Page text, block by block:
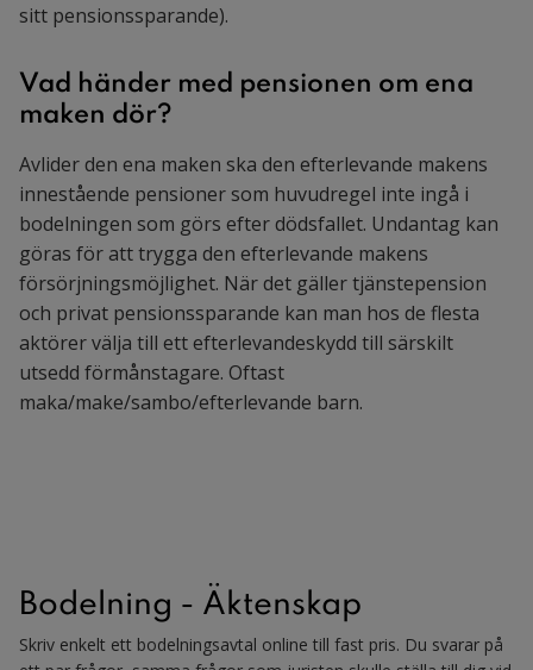
sitt pensionssparande).
Vad händer med pensionen om ena
maken dör?
Avlider den ena maken ska den efterlevande makens
innestående pensioner som huvudregel inte ingå i
bodelningen som görs efter dödsfallet. Undantag kan
göras för att trygga den efterlevande makens
försörjningsmöjlighet. När det gäller tjänstepension
och privat pensionssparande kan man hos de flesta
aktörer välja till ett efterlevandeskydd till särskilt
utsedd förmånstagare. Oftast
maka/make/sambo/efterlevande barn.
Bodelning - Äktenskap
Skriv enkelt ett bodelningsavtal online till fast pris. Du svarar på